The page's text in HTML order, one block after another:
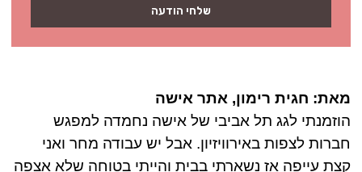
שלחי הודעה
מאת: חגית רימון, אתר אישה
הוזמנתי לגג תל אביבי של אישה נחמדה למפגש
חברות לצפות באירוויזיון. אבל יש עבודה מחר ואני
קצת עייפה אז נשארתי בבית והייתי בטוחה שלא אצפה